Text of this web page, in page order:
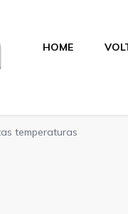
HOME
temperaturas